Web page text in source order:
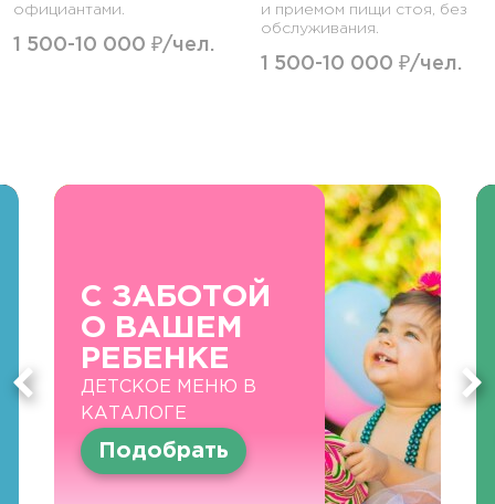
официантами.
1 500-10 000 ₽/чел.
и приемом пищи стоя, без
обслуживания.
1 500-10 000 ₽/чел.
С ЗАБОТОЙ
О ВАШЕМ
РЕБЕНКЕ
ДЕТСКОЕ МЕНЮ В
КАТАЛОГЕ
Подобрать